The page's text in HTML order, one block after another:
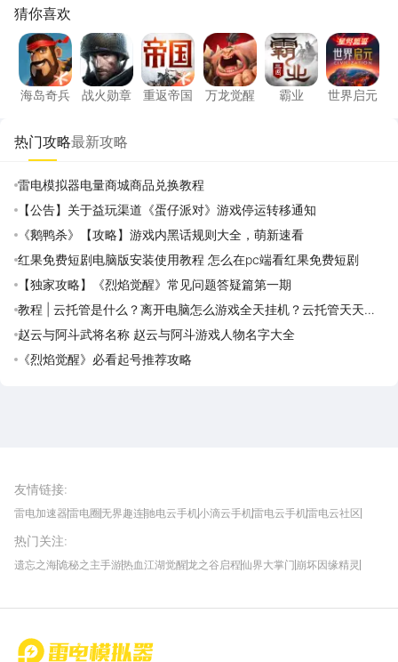
猜你喜欢
海岛奇兵
海岛奇兵
战火勋章
战火勋章
重返帝国
重返帝国
万龙觉醒
万龙觉醒
霸业
霸业
世界启
世界启元
热门攻略最新攻略
雷电模拟器电量商城商品兑换教程
【公告】关于益玩渠道《蛋仔派对》游戏停运转移通知
《鹅鸭杀》【攻略】游戏内黑话规则大全，萌新速看
红果免费短剧电脑版安装使用教程 怎么在pc端看红果免费短剧
【独家攻略】《烈焰觉醒》常见问题答疑篇第一期
教程 | 云托管是什么？离开电脑怎么游戏全天挂机？云托管天天免
费领取攻略
赵云与阿斗武将名称 赵云与阿斗游戏人物名字大全
《烈焰觉醒》必看起号推荐攻略
友情链接:
雷电加速器雷电圈无界趣连驰电云手机小滴云手机雷电云手机雷电云社区
我爱vr网华军软件园
热门关注:
遗忘之海诡秘之主手游热血江湖觉醒龙之谷启程仙界大掌门 崩坏因缘精灵
首页